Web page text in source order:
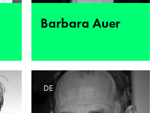
Barbara Auer
DE